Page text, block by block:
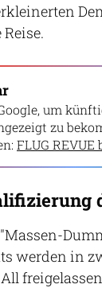
um
zu
FLUG REVUE
werden in